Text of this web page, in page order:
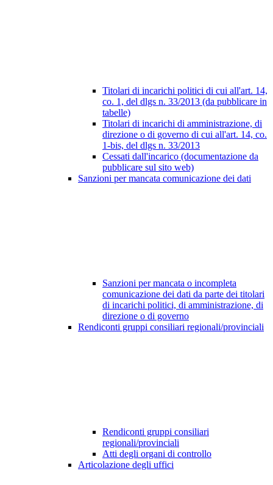
Titolari di incarichi politici di cui all'art. 14,
co. 1, del dlgs n. 33/2013 (da pubblicare in
tabelle)
Titolari di incarichi di amministrazione, di
direzione o di governo di cui all'art. 14, co.
1-bis, del dlgs n. 33/2013
Cessati dall'incarico (documentazione da
pubblicare sul sito web)
Sanzioni per mancata comunicazione dei dati
Sanzioni per mancata o incompleta
comunicazione dei dati da parte dei titolari
di incarichi politici, di amministrazione, di
direzione o di governo
Rendiconti gruppi consiliari regionali/provinciali
Rendiconti gruppi consiliari
regionali/provinciali
Atti degli organi di controllo
Articolazione degli uffici